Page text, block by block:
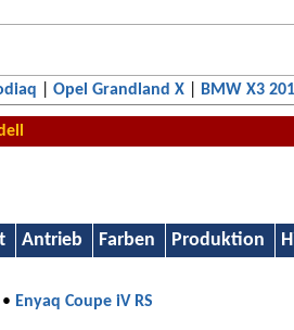
Opel Grandland X BMW X3
Antrieb Farben Produktion
• Enyaq Coupe iV RS